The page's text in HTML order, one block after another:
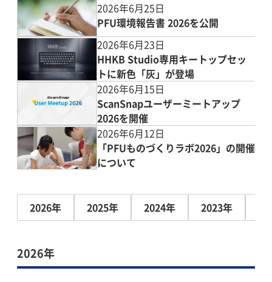
2026年6月25日
PFU環境報告書 2026を公開
2026年6月23日
HHKB Studio専用キートップセッ
トに新色「灰」が登場
2026年6月15日
ScanSnapユーザーミートアップ
2026を開催
2026年6月12日
「PFUものづくりラボ2026」の開催
について
2026年 2025年 2024年 2023年
2026年